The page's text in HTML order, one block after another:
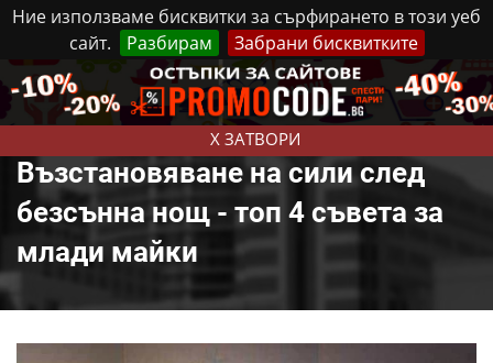
Ние използваме бисквитки за сърфирането в този уеб
сайт.
Разбирам Забрани бисквитките
X ЗАТВОРИ
Четвъртък, 6 Август, 2026 Реклама Контакти
Възстановяване на сили след
безсънна нощ - топ 4 съвета за
млади майки